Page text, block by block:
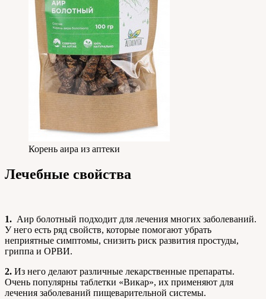
Корень аира из аптеки
Лечебные свойства
1. Аир болотный подходит для лечения многих заболеваний.
У него есть ряд свойств, которые помогают убрать
неприятные симптомы, снизить риск развития простуды,
гриппа и ОРВИ.
2. Из него делают различные лекарственные препараты.
Очень популярны таблетки «Викар», их применяют для
лечения заболеваний пищеварительной системы.